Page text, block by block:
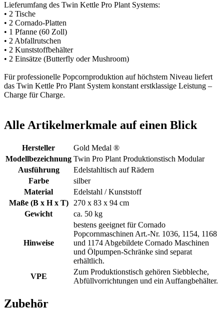
Lieferumfang des Twin Kettle Pro Plant Systems:
• 2 Tische
• 2 Cornado-Platten
• 1 Pfanne (60 Zoll)
• 2 Abfallrutschen
• 2 Kunststoffbehälter
• 2 Einsätze (Butterfly oder Mushroom)
Für professionelle Popcornproduktion auf höchstem Niveau liefert
das Twin Kettle Pro Plant System konstant erstklassige Leistung –
Charge für Charge.
Alle Artikelmerkmale auf einen Blick
Hersteller
Gold Medal ®
Modellbezeichnung Twin Pro Plant Produktionstisch Modular
Ausführung
Edelstahltisch auf Rädern
Farbe
silber
Material
Edelstahl / Kunststoff
Maße (B x H x T)
270 x 83 x 94 cm
Gewicht
ca. 50 kg
Hinweise
bestens geeignet für Cornado
Popcornmaschinen Art.-Nr. 1036, 1154, 1168
und 1174 Abgebildete Cornado Maschinen
und Ölpumpen-Schränke sind separat
erhältlich.
VPE
Zum Produktionstisch gehören Siebbleche,
Abfüllvorrichtungen und ein Auffangbehälter.
Zubehör